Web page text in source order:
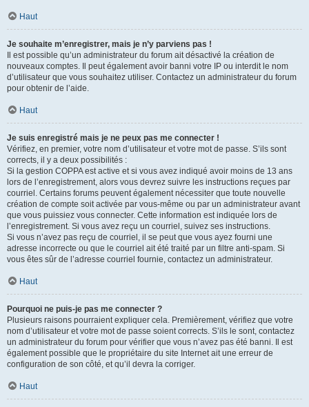
Haut
Je souhaite m’enregistrer, mais je n’y parviens pas !
Il est possible qu’un administrateur du forum ait désactivé la création de
nouveaux comptes. Il peut également avoir banni votre IP ou interdit le nom
d’utilisateur que vous souhaitez utiliser. Contactez un administrateur du forum
pour obtenir de l’aide.
Haut
Je suis enregistré mais je ne peux pas me connecter !
Vérifiez, en premier, votre nom d’utilisateur et votre mot de passe. S’ils sont
corrects, il y a deux possibilités :
Si la gestion COPPA est active et si vous avez indiqué avoir moins de 13 ans
lors de l’enregistrement, alors vous devrez suivre les instructions reçues par
courriel. Certains forums peuvent également nécessiter que toute nouvelle
création de compte soit activée par vous-même ou par un administrateur avant
que vous puissiez vous connecter. Cette information est indiquée lors de
l’enregistrement. Si vous avez reçu un courriel, suivez ses instructions.
Si vous n’avez pas reçu de courriel, il se peut que vous ayez fourni une
adresse incorrecte ou que le courriel ait été traité par un filtre anti-spam. Si
vous êtes sûr de l’adresse courriel fournie, contactez un administrateur.
Haut
Pourquoi ne puis-je pas me connecter ?
Plusieurs raisons pourraient expliquer cela. Premièrement, vérifiez que votre
nom d’utilisateur et votre mot de passe soient corrects. S’ils le sont, contactez
un administrateur du forum pour vérifier que vous n’avez pas été banni. Il est
également possible que le propriétaire du site Internet ait une erreur de
configuration de son côté, et qu’il devra la corriger.
Haut